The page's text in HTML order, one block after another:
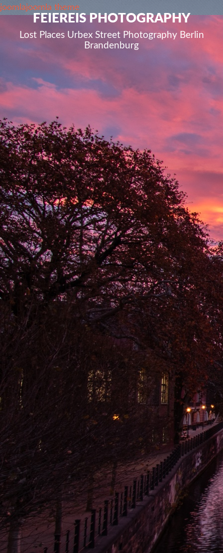
FEIEREIS PHOTOGRAPHY
Lost Places Urbex Street Photography Berlin
Brandenburg
joomlajoomla theme